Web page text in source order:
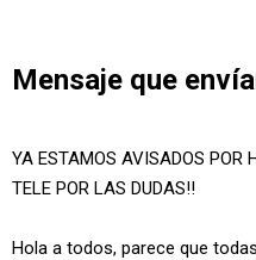
Mensaje que
YA ESTAMOS AVISADOS POR
TELE POR LAS DUDAS!!
Hola a todos, parece que